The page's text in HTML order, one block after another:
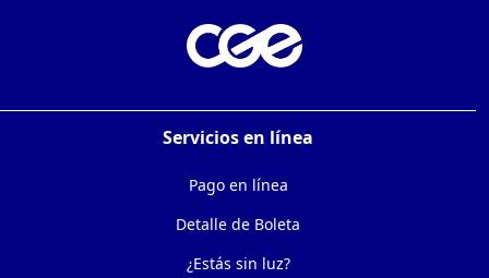
Servicios en línea
Pago en línea
Detalle de Boleta
¿Estás sin luz?